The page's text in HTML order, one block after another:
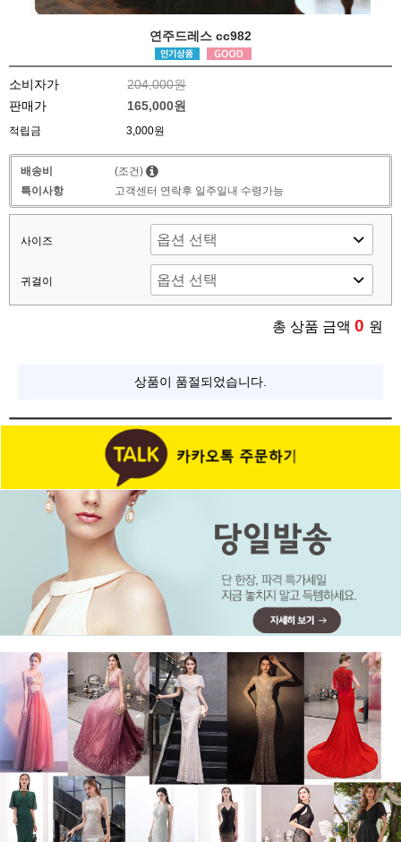
연주드레스 cc982
소비자가
204,000원
판매가
165,000원
적립금 3,000원
배송비
(조건)
특이사항
고객센터 연락후 일주일내 수령가능
사이즈
귀걸이
총 상품 금액 0 원
상품이 품절되었습니다.